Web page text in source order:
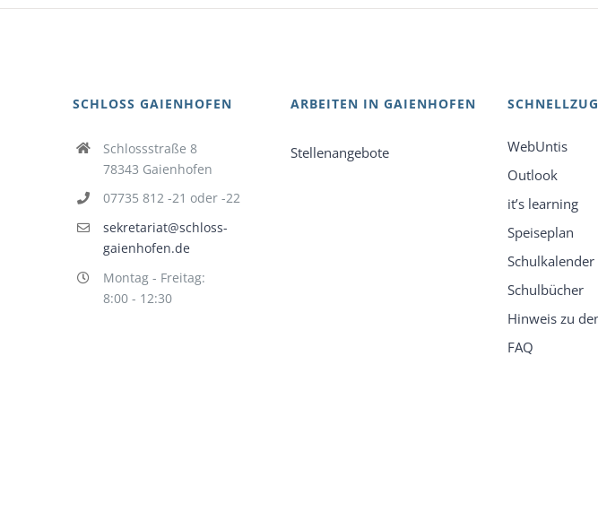
SCHLOSS GAIENHOFEN
Schlossstraße 8
78343 Gaienhofen
07735 812 -21 oder -22
sekretariat@schloss-
gaienhofen.de
Montag - Freitag:
8:00 - 12:30
ARBEITEN IN GAIENHOFEN
Stellenangebote
WebUntis
Outlook
it’s learning
Speiseplan
Schulkalender
Schulbücher
Hinweis zu
FAQ